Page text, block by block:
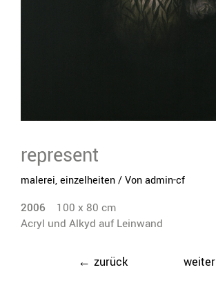
represent
malerei,einzelheiten/ Vonadmin-cf
2006 100 x 80 cm
Acryl und Alkyd auf Leinwand
Beitragsnavigation
← zurück weiter